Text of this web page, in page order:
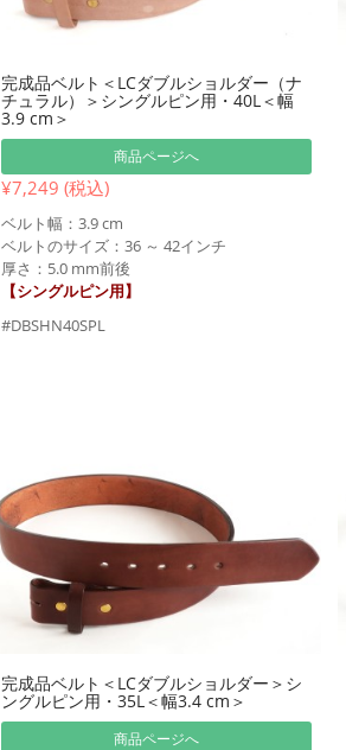
完成品ベルト＜LCダブルショルダー（ナ
チュラル）＞シングルピン用・40L＜幅
3.9 cm＞
商品ページへ
¥7,249 (税込)
ベルト幅：3.9 cm
ベルトのサイズ：36 ～ 42インチ
厚さ：5.0 mm前後
【シングルピン用】
#DBSHN40SPL
完成品ベルト＜LCダブルショルダー＞シ
ングルピン用・35L＜幅3.4 cm＞
商品ページへ